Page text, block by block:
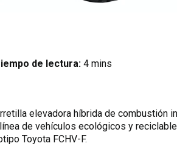
de lectura: 4 mins
elevadora híbrida de combustión
de vehículos ecológicos y
Toyota FCHV-F.